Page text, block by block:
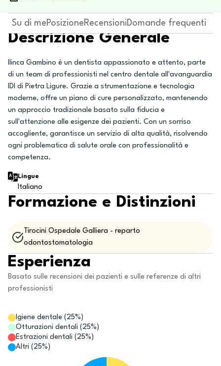
Su di mePosizioneRecensioniDomande frequenti
Descrizione Generale
Ilinca Gambino è un dentista appassionato e attento, parte
di un team di professionisti nel centro dentale all'avanguardia
IDI di Pietra Ligure. Grazie a strumentazione e tecnologia
moderne, offre un piano di cure personalizzato, mantenendo
un approccio tradizionale basato sulla fiducia e
sull'attenzione alle esigenze dei pazienti. Con un sorriso
accogliente, garantisce un servizio di alta qualità, risolvendo
ogni problematica di salute orale con professionalità e
competenza.
Lingue
Italiano
Formazione e Distinzioni
Tirocini Ospedale Galliera - reparto
odontostomatologia
Esperienza
Basato sulle recensioni dei pazienti e sulle referenze di altri
professionisti
Igiene dentale ( 25%)
Otturazioni dentali ( 25%)
Estrazioni dentali ( 25%)
Altri ( 25%)